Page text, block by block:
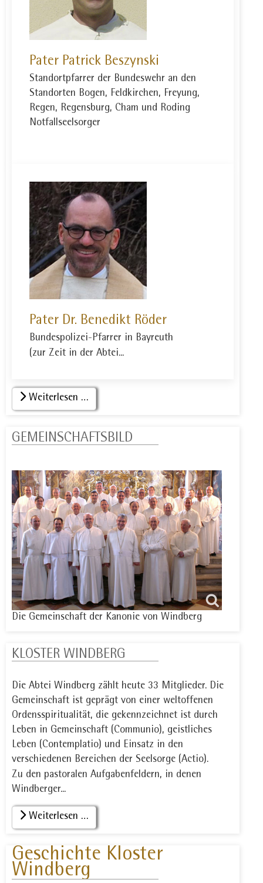
Pater Patrick Beszynski
Standortpfarrer der Bundeswehr an den
Standorten Bogen, Feldkirchen, Freyung,
Regen, Regensburg, Cham und Roding
Notfallseelsorger
Pater Dr. Benedikt Röder
Bundespolizei-Pfarrer in Bayreuth
(zur Zeit in der Abtei...
Weiterlesen …
GEMEINSCHAFTSBILD
Die Gemeinschaft der Kanonie von Windberg
KLOSTER WINDBERG
Die Abtei Windberg zählt heute 33 Mitglieder. Die
Gemeinschaft ist geprägt von einer weltoffenen
Ordensspiritualität, die gekennzeichnet ist durch
Leben in Gemeinschaft (Communio), geistliches
Leben (Contemplatio) und Einsatz in den
verschiedenen Bereichen der Seelsorge (Actio).
Zu den pastoralen Aufgabenfeldern, in denen
Windberger...
Weiterlesen …
Geschichte Kloster
Windberg